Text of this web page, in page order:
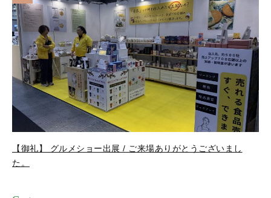
【御礼】 グルメショー出展 / ご来場ありがとうございまし
た。